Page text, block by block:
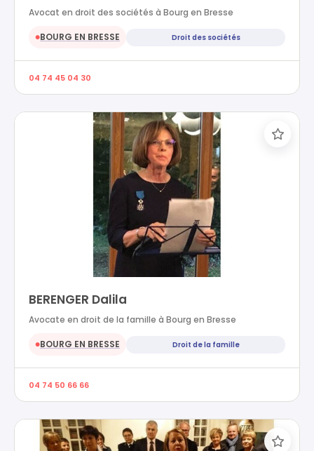
Avocat en droit des sociétés à Bourg en Bresse
●BOURG EN BRESSE Droit des sociétés
04 74 45 04 30
BERENGER Dalila
Avocate en droit de la famille à Bourg en Bresse
●BOURG EN BRESSE Droit de la famille
04 74 50 66 66